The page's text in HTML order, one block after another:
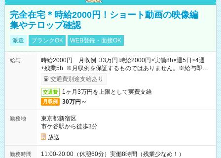
完全在宅＊時給2000円！ショート動画の映像編
集やテロップ確認
派遣 ブランクOK WEB登録・面接OK
給与
時給2000円 月収例 33万円 時給2000円×実働8h×週5日×4週
+残業5h ※月収例を保証するものではありません。※給与即受
取りサービス利用可（利用条件有）
交通費別途支給あり
交通費 1ヶ月3万円を上限として実費支給
月収例 30万円～
勤務地
東京都新宿区
市ケ谷駅から徒歩3分
放送
勤務時間 11:00-20:00（休憩60分）実働8時間（残業少なめ！）